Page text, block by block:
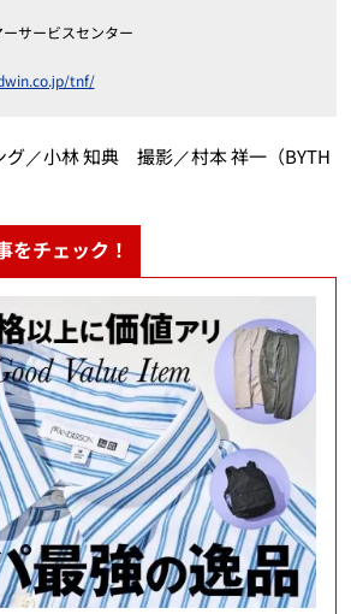
サービスセンター
tnf/
グ／小林 知典 撮影／村本 祥一（BYTH
をチェック！